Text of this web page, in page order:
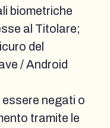
biometriche
al Titolare;
del
/ Android
negati o
tramite le